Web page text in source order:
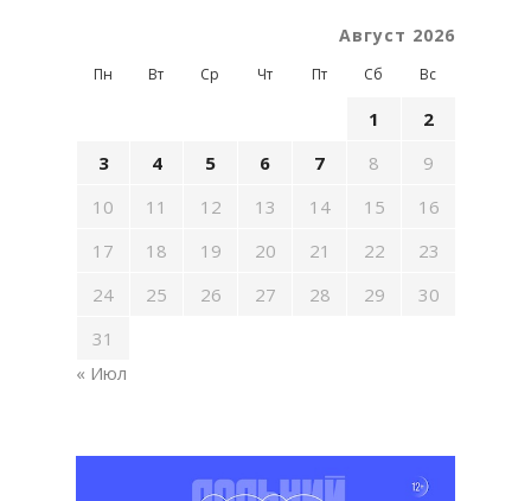
Август 2026
Пн Вт Ср Чт Пт Сб Вс
1
2
3
4 5 6 7 8
9
10
11 12 13 14 15
16
17
18 19 20 21 22
23
24
25 26 27 28 29
30
31
« Июл